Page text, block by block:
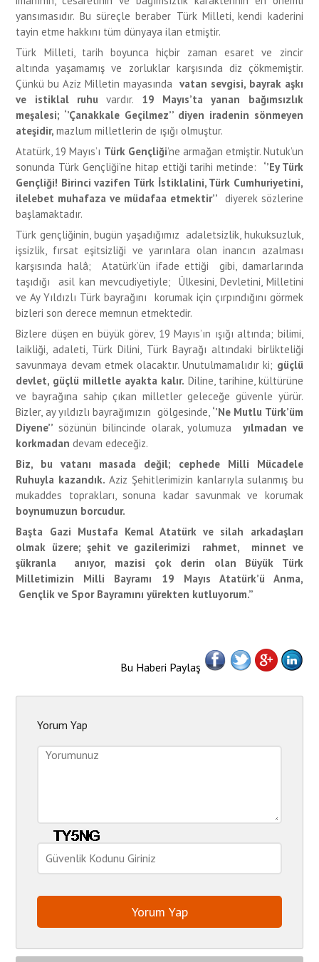
yansımasıdır. Bu süreçle beraber Türk Milleti, kendi kaderini
tayin etme hakkını tüm dünyaya ilan etmiştir.
Türk Milleti, tarih boyunca hiçbir zaman esaret ve zincir
altında yaşamamış ve zorluklar karşısında diz çökmemiştir.
Çünkü bu Aziz Milletin mayasında vatan sevgisi, bayrak aşkı
ve istiklal ruhuvardır. 19 Mayıs’ta yanan bağımsızlık
meşalesi; ‘’Çanakkale Geçilmez’’ diyen iradenin sönmeyen
ateşidir,mazlum milletlerin de ışığı olmuştur.
Atatürk, 19 Mayıs’ı Türk Gençliği’ne armağan etmiştir. Nutuk’un
sonunda Türk Gençliği’ne hitap ettiği tarihi metinde: ‘’Ey Türk
Gençliği! Birinci vazifen Türk İstiklalini, Türk Cumhuriyetini,
ilelebet muhafaza ve müdafaa etmektir’’ diyerek sözlerine
başlamaktadır.
Türk gençliğinin, bugün yaşadığımız adaletsizlik, hukuksuzluk,
işsizlik, fırsat eşitsizliği ve yarınlara olan inancın azalması
karşısında halâ; Atatürk’ün ifade ettiği gibi, damarlarında
taşıdığı asil kan mevcudiyetiyle; Ülkesini, Devletini, Milletini
ve Ay Yıldızlı Türk bayrağını korumak için çırpındığını görmek
bizleri son derece memnun etmektedir.
Bizlere düşen en büyük görev, 19 Mayıs’ın ışığı altında; bilimi,
laikliği, adaleti, Türk Dilini, Türk Bayrağı altındaki birlikteliği
savunmaya devam etmek olacaktır. Unutulmamalıdır ki; güçlü
devlet, güçlü milletle ayakta kalır. Diline, tarihine, kültürüne
ve bayrağına sahip çıkan milletler geleceğe güvenle yürür.
Bizler, ay yıldızlı bayrağımızın gölgesinde, ‘’Ne Mutlu Türk’üm
Diyene’’sözünün bilincinde olarak, yolumuza yılmadan ve
korkmadan devam edeceğiz.
Biz, bu vatanı masada değil; cephede Milli Mücadele
Ruhuyla kazandık. Aziz Şehitlerimizin kanlarıyla sulanmış bu
mukaddes toprakları, sonuna kadar savunmak ve korumak
boynumuzun borcudur.
Başta Gazi Mustafa Kemal Atatürk ve silah arkadaşları
olmak üzere; şehit ve gazilerimizi rahmet, minnet ve
şükranla anıyor, mazisi çok derin olan Büyük Türk
Milletimizin Milli Bayramı 19 Mayıs Atatürk’ü Anma,
Gençlik ve Spor Bayramını yürekten kutluyorum.”
Bu Haberi Paylaş
Yorum Yap